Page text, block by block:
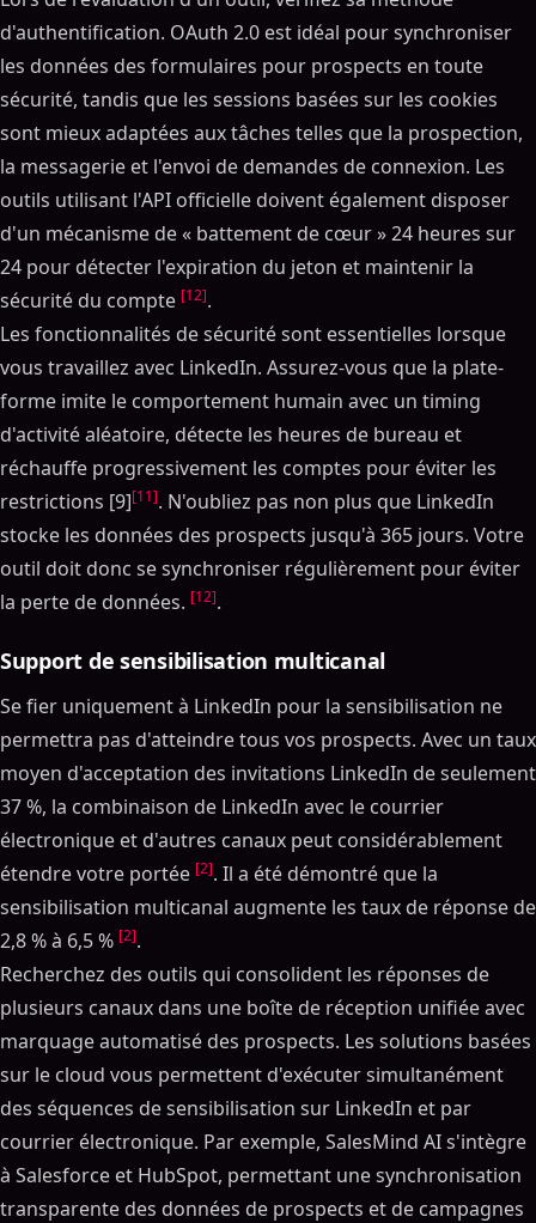
d'authentification. OAuth 2.0 est idéal pour synchroniser
les données des formulaires pour prospects en toute
sécurité, tandis que les sessions basées sur les cookies
sont mieux adaptées aux tâches telles que la prospection,
la messagerie et l'envoi de demandes de connexion. Les
outils utilisant l'API officielle doivent également disposer
d'un mécanisme de « battement de cœur » 24 heures sur
24 pour détecter l'expiration du jeton et maintenir la
sécurité du compte [12].
Les fonctionnalités de sécurité sont essentielles lorsque
vous travaillez avec LinkedIn. Assurez-vous que la plate-
forme imite le comportement humain avec un timing
d'activité aléatoire, détecte les heures de bureau et
réchauffe progressivement les comptes pour éviter les
restrictions [9][11]. N'oubliez pas non plus que LinkedIn
stocke les données des prospects jusqu'à 365 jours. Votre
outil doit donc se synchroniser régulièrement pour éviter
la perte de données. [12].
Support de sensibilisation multicanal
Se fier uniquement à LinkedIn pour la sensibilisation ne
permettra pas d'atteindre tous vos prospects. Avec un taux
moyen d'acceptation des invitations LinkedIn de seulement
37 %, la combinaison de LinkedIn avec le courrier
électronique et d'autres canaux peut considérablement
étendre votre portée [2]. Il a été démontré que la
sensibilisation multicanal augmente les taux de réponse de
2,8 % à 6,5 % [2].
Recherchez des outils qui consolident les réponses de
plusieurs canaux dans une boîte de réception unifiée avec
marquage automatisé des prospects. Les solutions basées
sur le cloud vous permettent d'exécuter simultanément
des séquences de sensibilisation sur LinkedIn et par
courrier électronique. Par exemple, SalesMind AI s'intègre
à Salesforce et HubSpot, permettant une synchronisation
transparente des données de prospects et de campagnes